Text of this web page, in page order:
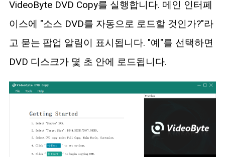
VideoByte DVD Copy를 실행합니다. 메인 인터페
이스에 "소스 DVD를 자동으로 로드할 것인가?"라
고 묻는 팝업 알림이 표시됩니다. "예"를 선택하면
DVD 디스크가 몇 초 안에 로드됩니다.